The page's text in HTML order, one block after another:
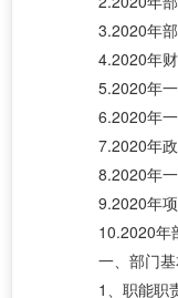
3.2020年
4.2020年
5.2020年
6.2020年
7.2020年
8.2020年
9.2020年
10.2020年
一、部门
1、职能职